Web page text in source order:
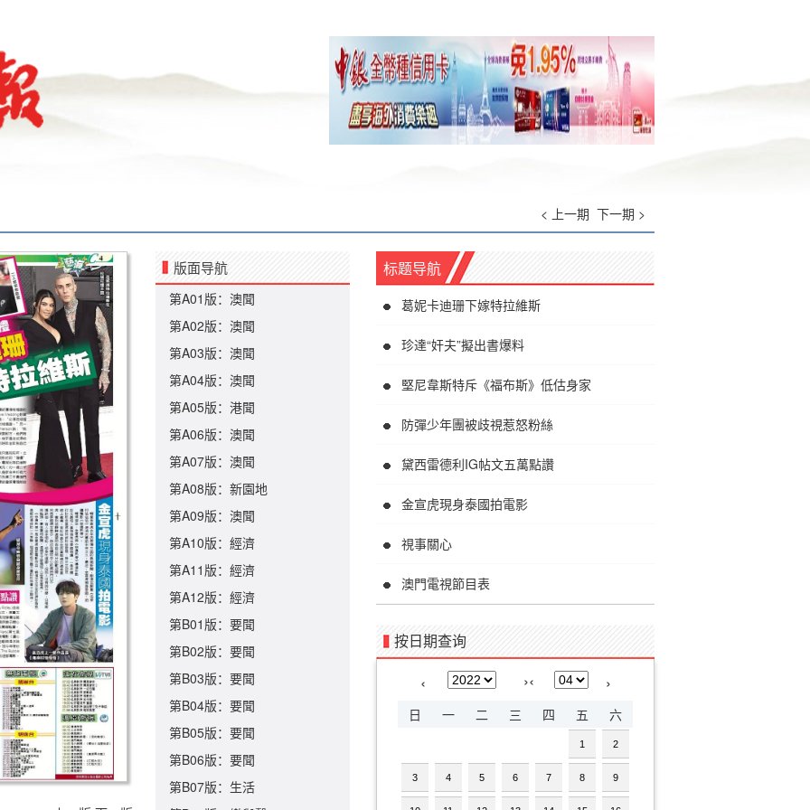
< 上一期 下一期 >
版面导航
第A01版：澳聞
第A02版：澳聞
第A03版：澳聞
第A04版：澳聞
第A05版：港聞
第A06版：澳聞
第A07版：澳聞
第A08版：新園地
第A09版：澳聞
第A10版：經濟
第A11版：經濟
第A12版：經濟
第B01版：要聞
第B02版：要聞
第B03版：要聞
第B04版：要聞
第B05版：要聞
第B06版：要聞
第B07版：生活
标题导航
葛妮卡迪珊下嫁特拉維斯
珍達“奸夫”擬出書爆料
堅尼韋斯特斥《福布斯》低估身家
防彈少年團被歧視惹怒粉絲
黛西雷德利IG帖文五萬點讚
金宣虎現身泰國拍電影
視事關心
澳門電視節目表
按日期查询
‹ ›‹ ›
日 一 二 三 四 五 六
1 2
3 4 5 6 7 8 9